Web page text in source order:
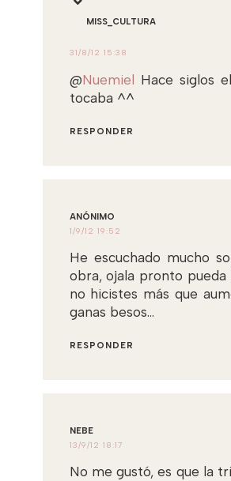
MISS_CULTURA
31/8/12 15:38
@Nuemiel Hace siglos
tocaba ^^
RESPONDER
ANÓNIMO
1/9/12 19:52
He escuchado mucho
obra, ojala pronto pueda
no hicistes más que
ganas besos...
RESPONDER
NEBE
13/9/12 18:17
No me gustó, es que la